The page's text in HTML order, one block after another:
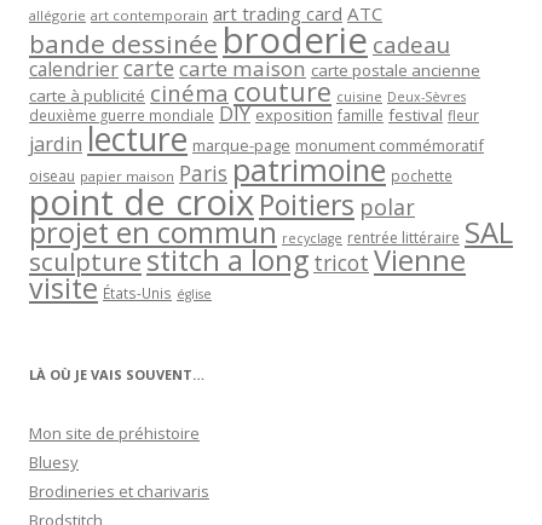
allégorie art contemporain art trading card ATC
bande dessinée broderie cadeau
calendriercartecarte maison carte postale ancienne
carte à publicité cinéma couture cuisine Deux-Sèvres
deuxième guerre mondiale DIY exposition famille festival fleur
jardin lecture marque-page monument commémoratif
oiseau papier maison Paris patrimoine pochette
point de croixPoitiers polar
projet en commun recyclage rentrée littéraire SAL
sculpturestitch a long tricot Vienne
visite États-Unis église
LÀ OÙ JE VAIS SOUVENT…
Mon site de préhistoire
Bluesy
Brodineries et charivaris
Brodstitch